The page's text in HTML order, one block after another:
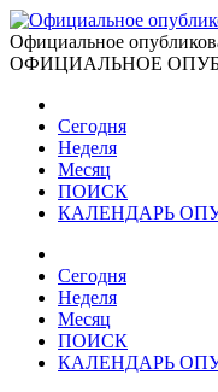
Официальное
ОФИЦИАЛЬНОЕ
Сегодня
Неделя
Месяц
ПОИСК
КАЛЕНДАРЬ
Сегодня
Неделя
Месяц
ПОИСК
КАЛЕНДАРЬ